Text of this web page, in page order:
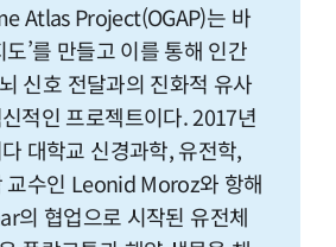
Atlas Project(OGAP)는 바
도’를 만들고 이를 통해 인간
신호 전달과의 진화적 유사
적인 프로젝트이다. 2017년
대학교 신경과학, 유전학,
교수인 Leonid Moroz와 항해
의 협업으로 시작된 유전체